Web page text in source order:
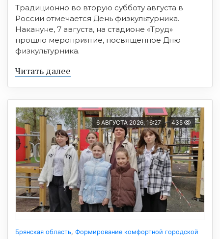
Традиционно во вторую субботу августа в
России отмечается День физкультурника.
Накануне, 7 августа, на стадионе «Труд»
прошло мероприятие, посвященное Дню
физкультурника.
Читать далее
6 АВГУСТА 2026, 16:27 435
Брянская область, Формирование комфортной городской